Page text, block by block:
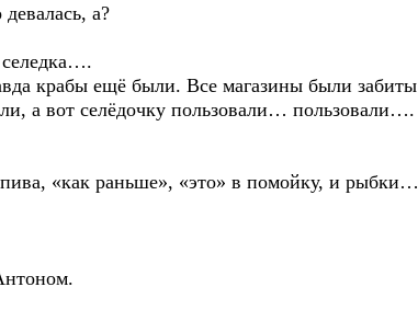
а?
ещё были. Все магазины были забиты
а вот селёдочку пользовали… пользовали….
«как раньше», «это» в помойку, и рыбки…